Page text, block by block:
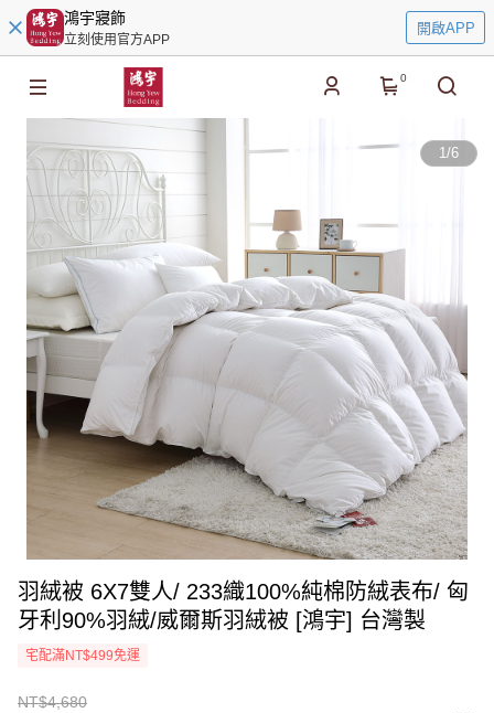
鴻宇寢飾
立刻使用官方APP
開啟APP
0
1/6
羽絨被 6X7雙人/ 233織100%純棉防絨表布/ 匈
牙利90%羽絨/威爾斯羽絨被 [鴻宇] 台灣製
宅配滿NT$499免運
NT$4,680